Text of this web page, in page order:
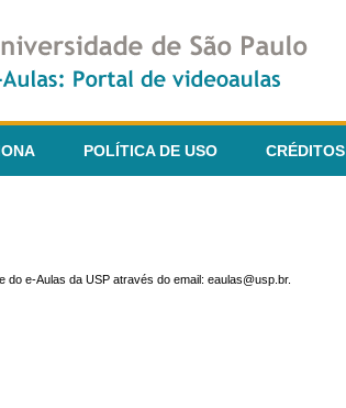
POLÍTICA DE USO CRÉDITOS
do e-Aulas da USP através do email: eaulas@usp.br.